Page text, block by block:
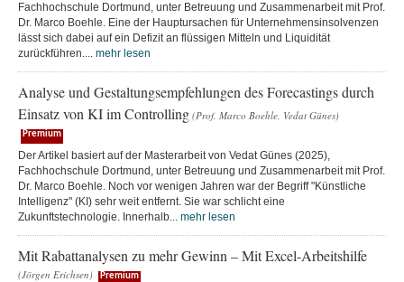
Fachhochschule Dortmund, unter Betreuung und Zusammenarbeit mit Prof.
Dr. Marco Boehle. Eine der Hauptursachen für Unternehmensinsolvenzen
lässt sich dabei auf ein Defizit an flüssigen Mitteln und Liquidität
zurückführen.... mehr lesen
Analyse und Gestaltungsempfehlungen des Forecastings durch
Einsatz von KI im Controlling (Prof. Marco Boehle, Vedat Günes)
Premium
Der Artikel basiert auf der Masterarbeit von Vedat Günes (2025),
Fachhochschule Dortmund, unter Betreuung und Zusammenarbeit mit Prof.
Dr. Marco Boehle. Noch vor wenigen Jahren war der Begriff "Künstliche
Intelligenz" (KI) sehr weit entfernt. Sie war schlicht eine
Zukunftstechnologie. Innerhalb... mehr lesen
Mit Rabattanalysen zu mehr Gewinn – Mit Excel-Arbeitshilfe
(Jörgen Erichsen) Premium